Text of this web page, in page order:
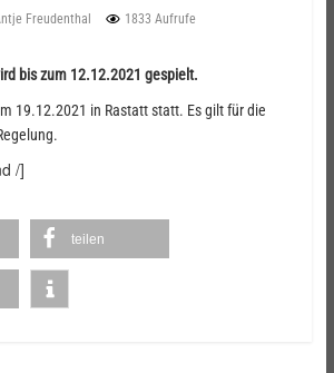
Freudenthal 1833 Aufrufe
bis zum 12.12.2021 gespielt.
19.12.2021 in Rastatt statt. Es gilt für die
/]
teilen